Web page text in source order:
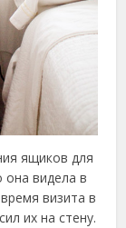
ящиков для
видела в
визита в
их на стену.